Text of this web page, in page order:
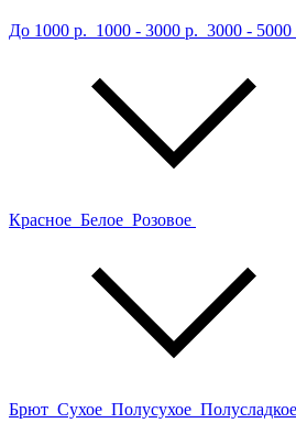
До 1000 р. 1000 - 3000 р. 3000 - 5000
Красное Белое Розовое
Брют Сухое Полусухое Полусладкое